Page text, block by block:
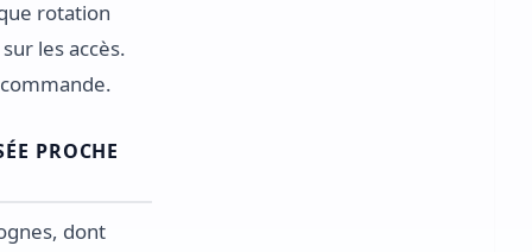
rotation
les accès.
PROCHE
dont